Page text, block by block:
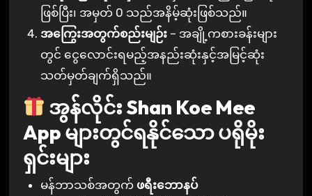
ဖြစ်ပြီး၊ အမှတ် 0 သည်အနိမ့်ဆုံးဖြစ်သည်။
အကြွေးအတွက်စည်းမျဉ်း – အချို့ကစားခန်းများ
တွင် ငွေလောင်းရမည့်အနည်းဆုံးနှင့်အမြင့်ဆုံး
သတ်မှတ်ချက်ရှိသည်။
အွန်လိုင်း Shan Koe Mee
App များတွင်ရနိုင်သော ပရိုမိုး
ရှင်းများ
မန်ဘာသစ်အတွက် ဖရီးဘောနပ်